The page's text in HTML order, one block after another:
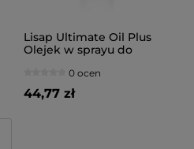
Lisap Ultimate Oil Plus
Olejek w sprayu do
0 ocen
44,77 zł